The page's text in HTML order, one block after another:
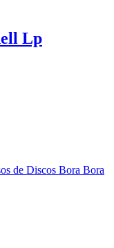
Lp
de Discos Bora Bora